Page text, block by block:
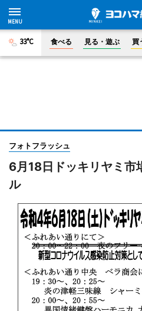
33°C 食べる 見る・遊ぶ 買
フォトフラッシュ
6月18日ドッキリヤミ市
ル